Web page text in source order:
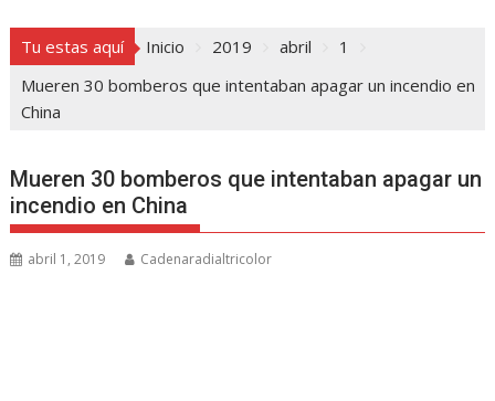
Tu estas aquí Inicio 2019 abril
1
Mueren 30 bomberos que intentaban apagar un incendio en
China
Mueren 30 bomberos que intentaban apagar un
incendio en China
abril 1, 2019 Cadenaradialtricolor